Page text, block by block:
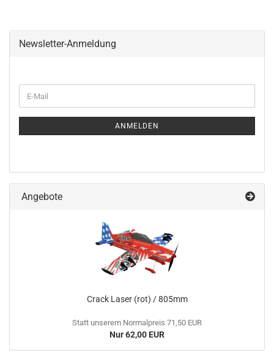
Newsletter-Anmeldung
ZUR
E-
Mail
ANMELDEN
Angebote
Crack Laser (rot) / 805mm
Statt unserem Normalpreis 71,50 EUR
Nur 62,00 EUR